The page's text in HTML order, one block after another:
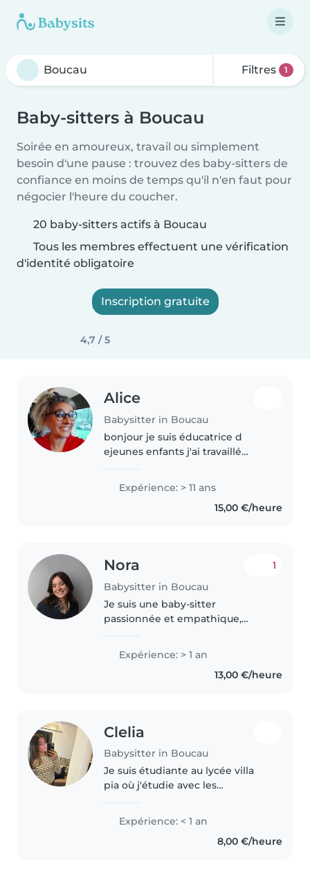
Filtres 1
Baby-sitters à Boucau
Soirée en amoureux, travail ou simplement
besoin d'une pause : trouvez des baby-sitters de
confiance en moins de temps qu'il n'en faut pour
négocier l'heure du coucher.
20 baby-sitters actifs à Boucau
Tous les membres effectuent une vérification
d'identité obligatoire
Inscription gratuite
4,7 / 5
Alice
Babysitter in Boucau
bonjour je suis éducatrice d
ejeunes enfants j'ai travaillé
pour jeunes enfants
,actuellement je suis assistante
maternelle agréée et je
Expérience: > 11 ans
15,00 €/heure
Nora
Babysitter in Boucau
1
Je suis une baby-sitter
passionnée et empathique,
développé des compétences
solides pour m'occuper d'enfants
Expérience: > 1 an
13,00 €/heure
Clelia
Babysitter in Boucau
Je suis étudiante au lycée villa
pia où j'étudie avec les
SVT J'ai 17ans Bientôt 18
expérience avec les enfants : J'ai
souvent était en charge
Expérience: < 1 an
8,00 €/heure